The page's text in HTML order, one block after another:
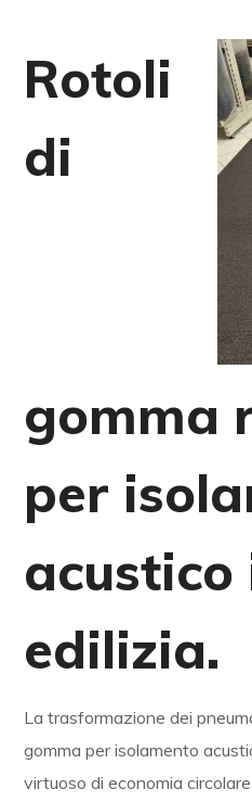
Rotoli
di
gomma
per
acustico
edilizia.
La trasformazione dei
gomma per isolamento
virtuoso di economia